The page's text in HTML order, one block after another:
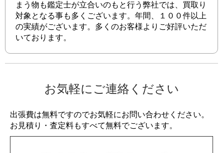
まう物も鑑定士が立合いのもと行う弊社では、買取り
対象となる事も多くございます。年間、１００件以上
の実績がございます。多くのお客様よりご好評いただ
いております。
お気軽にご連絡ください
出張費は無料ですのでお気軽にお問い合わせください。
お見積り・査定料もすべて無料でございます。